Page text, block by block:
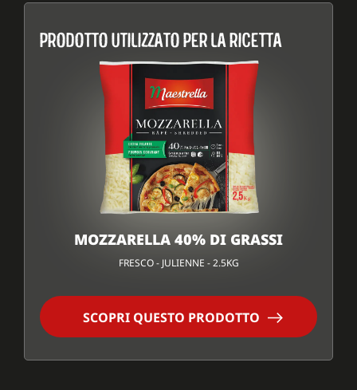
PRODOTTO UTILIZZATO PER LA RICETTA
MOZZARELLA 40% DI GRASSI
FRESCO - JULIENNE - 2.5KG
SCOPRI QUESTO PRODOTTO